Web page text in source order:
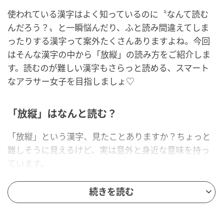
使われている漢字はよく知っているのに〝なんて読む
んだろう？〟と一瞬悩んだり、ふと読み間違えてしま
ったりする漢字って案外たくさんありますよね。今回
はそんな漢字の中から「放縦」の読み方をご紹介しま
す。読むのが難しい漢字もさらっと読める、スマート
なアラサー女子を目指しましょ♡
「放縦」はなんと読む？
「放縦」という漢字、見たことありますか？ちょっと
難しそうに見えるけど、実は意外と身近な意味を持っ
ています。
正解を知りたい人は、もう少しスクロールしてみて！
続きを読む